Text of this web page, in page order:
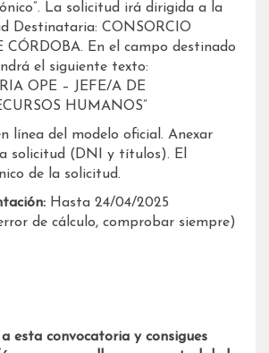
La solicitud irá dirigida a la
Destinataria: CONSORCIO
CÓRDOBA. En el campo destinado
el siguiente texto:
OPE – JEFE/A DE
HUMANOS”
línea del modelo oficial. Anexar
solicitud (DNI y títulos). El
de la solicitud.
Hasta 24/04/2025
de cálculo, comprobar siempre)
esta convocatoria y consigues